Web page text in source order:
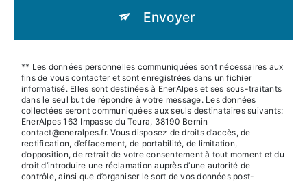
Envoyer
** Les données personnelles communiquées sont nécessaires aux
fins de vous contacter et sont enregistrées dans un fichier
informatisé. Elles sont destinées à EnerAlpes et ses sous-traitants
dans le seul but de répondre à votre message. Les données
collectées seront communiquées aux seuls destinataires suivants:
EnerAlpes 163 Impasse du Teura, 38190 Bernin
contact@eneralpes.fr. Vous disposez de droits d’accès, de
rectification, d’effacement, de portabilité, de limitation,
d’opposition, de retrait de votre consentement à tout moment et du
droit d’introduire une réclamation auprès d’une autorité de
contrôle, ainsi que d’organiser le sort de vos données post-